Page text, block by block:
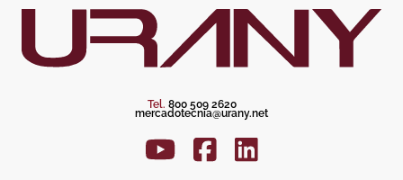
Tel. 800 509 2620
mercadotecnia@urany.net